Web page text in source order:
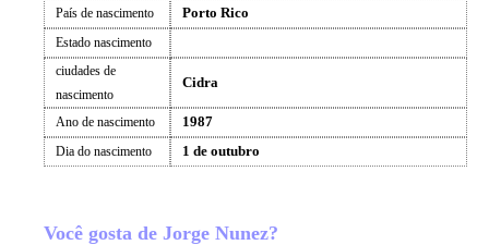
País de nascimento
Porto Rico
Estado nascimento
ciudades de
nascimento
Cidra
Ano de nascimento 1987
Dia do nascimento 1 de outubro
Você gosta de Jorge Nunez?